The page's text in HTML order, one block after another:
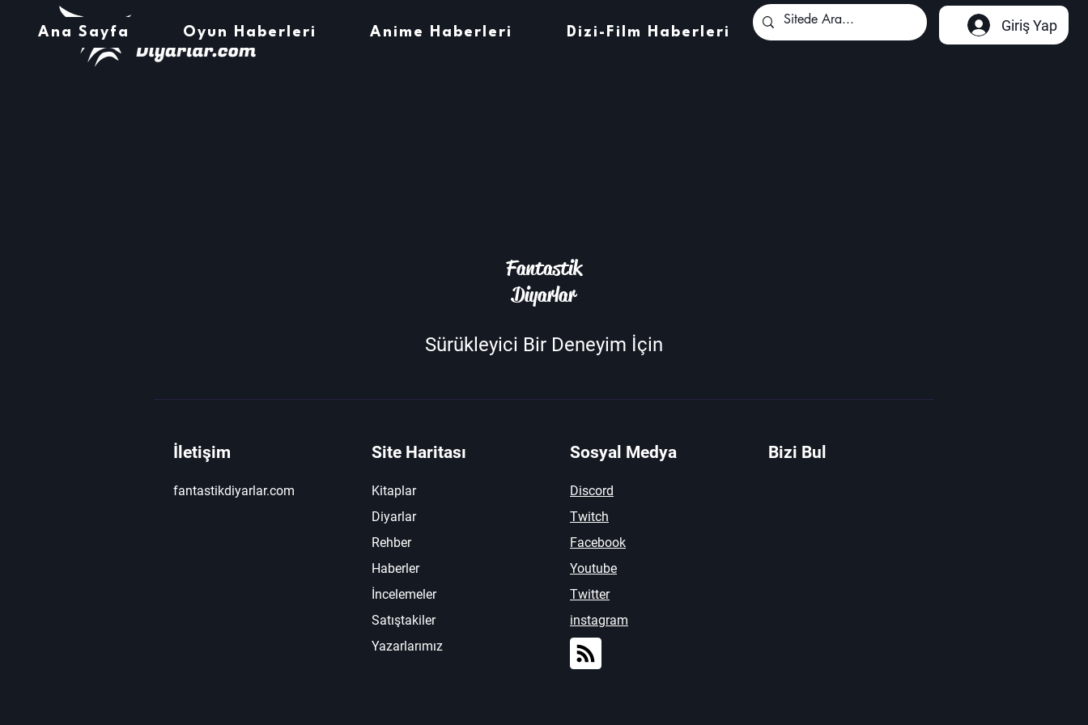
Ana Sayfa Oyun Haberleri Anime Haberleri Dizi-Film Haberleri Giriş Yap
Fantastik
Diyarlar
Sürükleyici Bir Deneyim İçin
İletişim
fantastikdiyarlar.com
Site Haritası
Kitaplar
Diyarlar
Rehber
Haberler
İncelemeler
Satıştakiler
Yazarlarımız
Sosyal Medya
Discord
Twitch
Facebook
Youtube
Twitter
instagram
Bizi Bul